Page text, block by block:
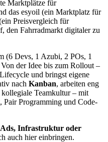
Marktplätze für
das esyoil (ein Marktplatz für
Preisvergleich für
den Fahrradmarkt digitaler zu
(6 Devs, 1 Azubi, 2 POs, 1
der Idee bis zum Rollout –
und bringst eigene
nach Kanban, arbeiten eng
Teamkultur – mit
Programming und Code-
Infrastruktur oder
auch hier einbringen.